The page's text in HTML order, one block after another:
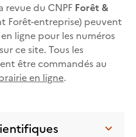
revue du CNPF Forêt &
Forêt-entreprise) peuvent
ligne pour les numéros
sur ce site. Tous les
être commandés au
en ligne.